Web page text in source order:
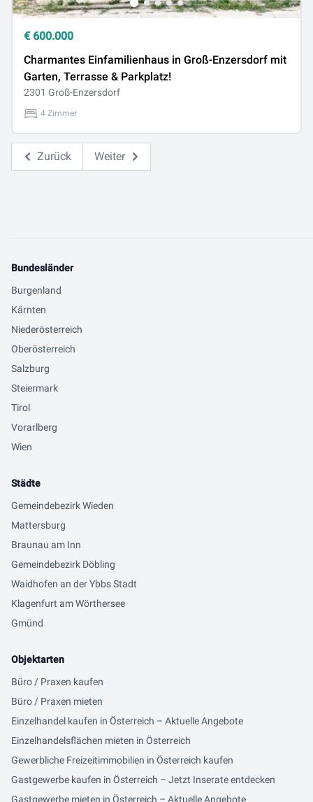
€ 600.000
Charmantes Einfamilienhaus in Groß-Enzersdorf mit
Garten, Terrasse & Parkplatz!
2301 Groß-Enzersdorf
4 Zimmer
Zurück Weiter
Bundesländer
Burgenland
Kärnten
Niederösterreich
Oberösterreich
Salzburg
Steiermark
Tirol
Vorarlberg
Wien
Städte
Gemeindebezirk Wieden
Mattersburg
Braunau am Inn
Gemeindebezirk Döbling
Waidhofen an der Ybbs Stadt
Klagenfurt am Wörthersee
Gmünd
Objektarten
Büro / Praxen kaufen
Büro / Praxen mieten
Einzelhandel kaufen in Österreich – Aktuelle Angebote
Einzelhandelsflächen mieten in Österreich
Gewerbliche Freizeitimmobilien in Österreich kaufen
Gastgewerbe kaufen in Österreich – Jetzt Inserate entdecken
Gastgewerbe mieten in Österreich – Aktuelle Angebote